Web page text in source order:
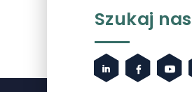
Szukaj